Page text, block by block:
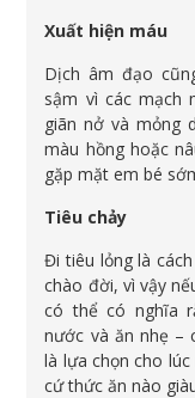
Xuất hiện máu
Dịch âm đạo
sậm vì các mạch
giãn nở và mỏng
màu hồng hoặc
gặp mặt em bé
Tiêu chảy
Đi tiêu lỏng là
chào đời, vì vậy
có thể có nghĩa
nước và ăn nhẹ –
là lựa chọn cho
cứ thức ăn nào